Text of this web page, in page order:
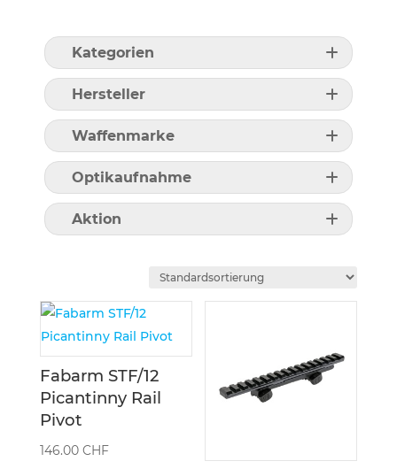
Kategorien
Hersteller
Waffenmarke
Optikaufnahme
Aktion
Fabarm STF/12
Picantinny Rail
Pivot
146.00 CHF